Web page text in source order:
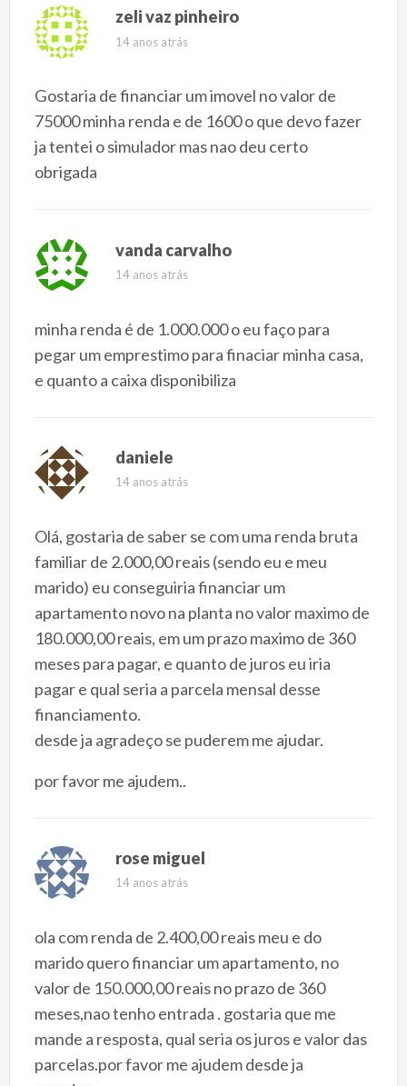
zeli vaz pinheiro
14 anos atrás
Gostaria de financiar um imovel no valor de
75000 minha renda e de 1600 o que devo fazer
ja tentei o simulador mas nao deu certo
obrigada
vanda carvalho
14 anos atrás
minha renda é de 1.000.000 o eu faço para
pegar um emprestimo para finaciar minha casa,
e quanto a caixa disponibiliza
daniele
14 anos atrás
Olá, gostaria de saber se com uma renda bruta
familiar de 2.000,00 reais (sendo eu e meu
marido) eu conseguiria financiar um
apartamento novo na planta no valor maximo de
180.000,00 reais, em um prazo maximo de 360
meses para pagar, e quanto de juros eu iria
pagar e qual seria a parcela mensal desse
financiamento.
desde ja agradeço se puderem me ajudar.
por favor me ajudem..
rose miguel
14 anos atrás
ola com renda de 2.400,00 reais meu e do
marido quero financiar um apartamento, no
valor de 150.000,00 reais no prazo de 360
meses,nao tenho entrada . gostaria que me
mande a resposta, qual seria os juros e valor das
parcelas.por favor me ajudem desde ja